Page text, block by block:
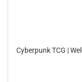
Cy­ber­punk TCG |